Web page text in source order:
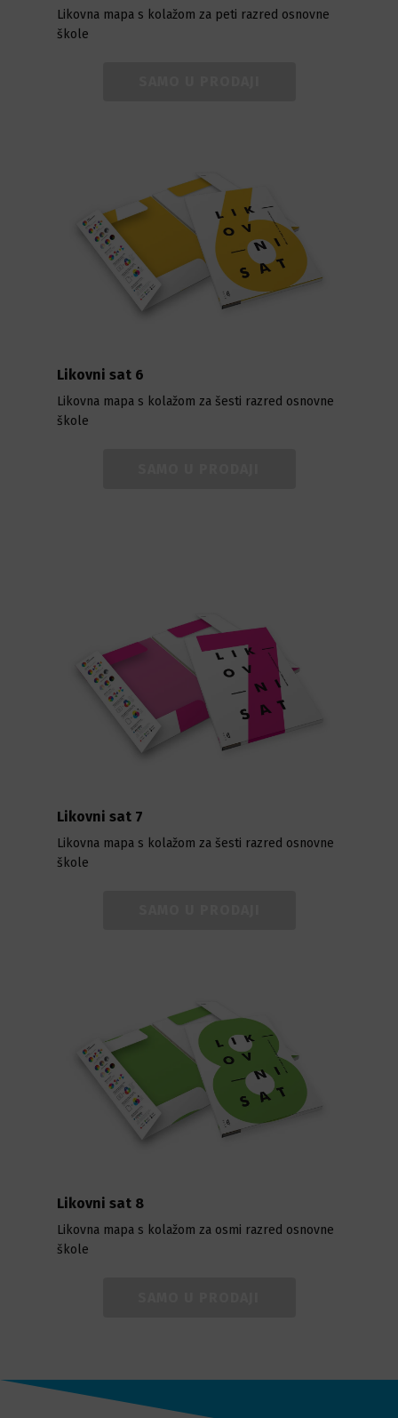
Likovna mapa s kolažom za peti razred osnovne
škole
Likovni sat 6
Likovna mapa s kolažom za šesti razred osnovne
škole
Likovni sat 7
Likovna mapa s kolažom za šesti razred osnovne
škole
Likovni sat 8
Likovna mapa s kolažom za osmi razred osnovne
škole